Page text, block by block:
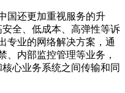
国还更加重视服务的升
全、低成本、高弹性等诉
专业的网络解决方案，通
、内部监控管理等业务，
心业务系统之间传输和同